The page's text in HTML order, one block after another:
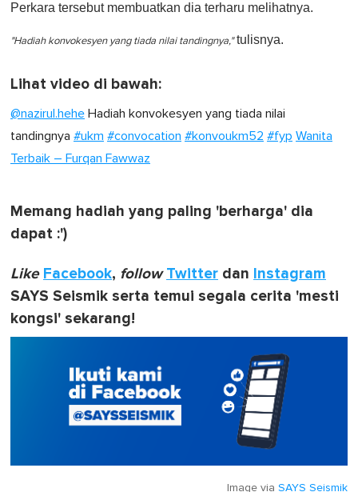
Perkara tersebut membuatkan dia terharu melihatnya.
"Hadiah konvokesyen yang tiada nilai tandingnya,"tulisnya.
Lihat video di bawah:
@nazirul.hehe Hadiah konvokesyen yang tiada nilai
tandingnya #ukm #convocation #konvoukm52 #fyp Wanita
Terbaik – Furqan Fawwaz
Memang hadiah yang paling 'berharga' dia
dapat :')
Like Facebook, follow Twitter dan Instagram
SAYS Seismik serta temui segala cerita 'mesti
kongsi' sekarang!
Image via SAYS Seismik